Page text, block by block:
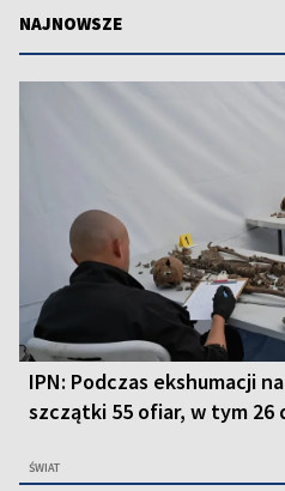
NAJNOWSZE
IPN: Podczas ekshumacji
szczątki 55 ofiar, w tym 26
ŚWIAT